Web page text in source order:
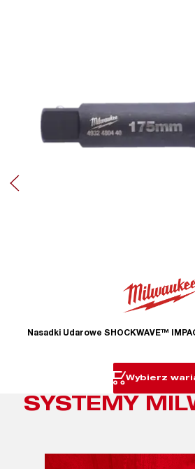
Nasadki Udarowe SHOCKWAVE™
Wybierz
SYSTEMY